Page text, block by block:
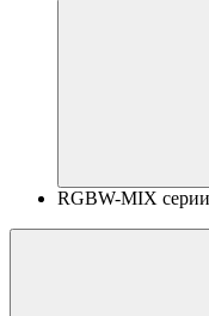
RGBW-MIX